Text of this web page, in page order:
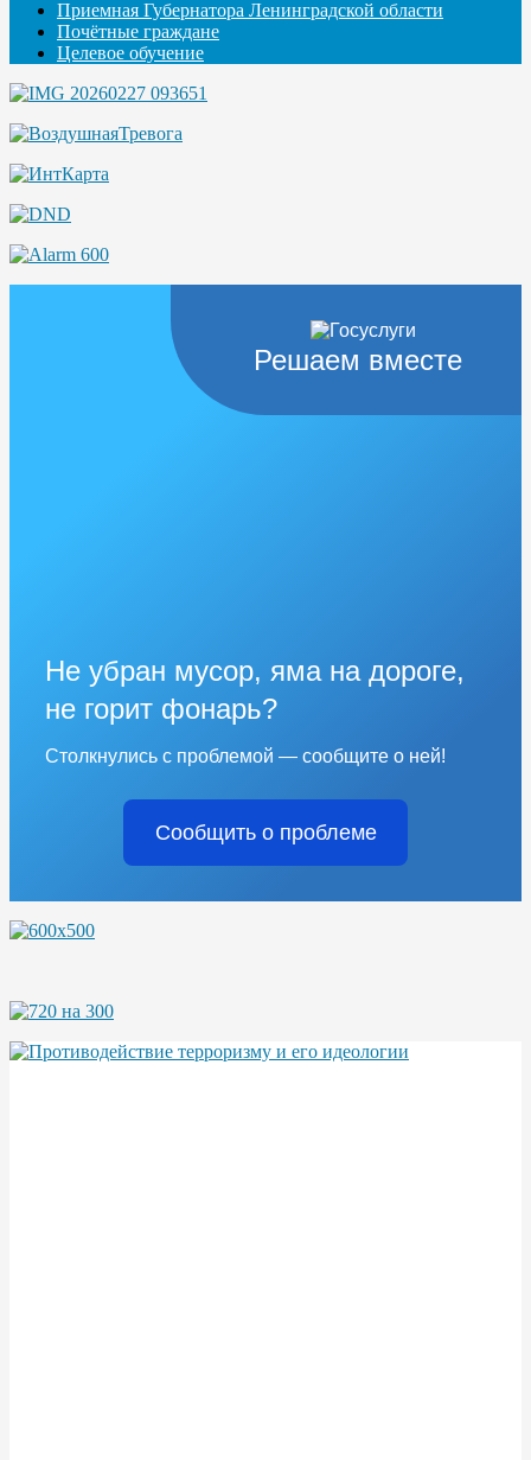
Приемная Губернатора Ленинградской области
Почётные граждане
Целевое обучение
Решаем вместе
Не убран мусор, яма на дороге,
не горит фонарь?
Столкнулись с проблемой — сообщите о ней!
Сообщить о проблеме